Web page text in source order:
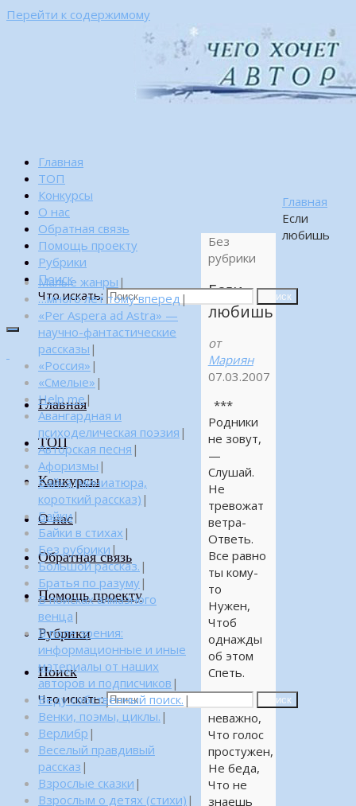
Перейти к содержимому
Главная
ТОП
Конкурсы
О нас
Обратная связь
Помощь проекту
Рубрики
Поиск
Что искать:
Поиск
Главная
ТОП
Конкурсы
О нас
Обратная связь
Помощь проекту
Рубрики
Поиск
Что искать: Поиск
Главная
Если
любишь
Без
рубрики
Если
любишь
от
Мариян
07.03.2007
***
Родники
не зовут,
—
Слушай.
Не
тревожат
ветра-
Ответь.
Все равно
ты кому-
то
Нужен,
Чтоб
однажды
об этом
Спеть.
неважно,
Что голос
простужен,
Не беда,
Что не
знаешь
Малые жанры |
…много лет тому вперед |
«Per Aspera ad Astra» —
научно-фантастические
рассказы |
«Россия» |
«Смелые» |
Help me|
Авангардная и
психоделическая поэзия |
Авторская песня |
Афоризмы |
Байка (миниатюра,
короткий рассказ) |
Байки|
Байки в стихах |
Без рубрики |
Большой рассказ. |
Братья по разуму|
В поисках алмазного
венца |
В поле зрения:
информационные и иные
материалы от наших
авторов и подписчиков |
Веду собственный поиск. |
Венки, поэмы, циклы. |
Верлибр |
Веселый правдивый
рассказ |
Взрослые сказки |
Взрослым о детях (стихи) |